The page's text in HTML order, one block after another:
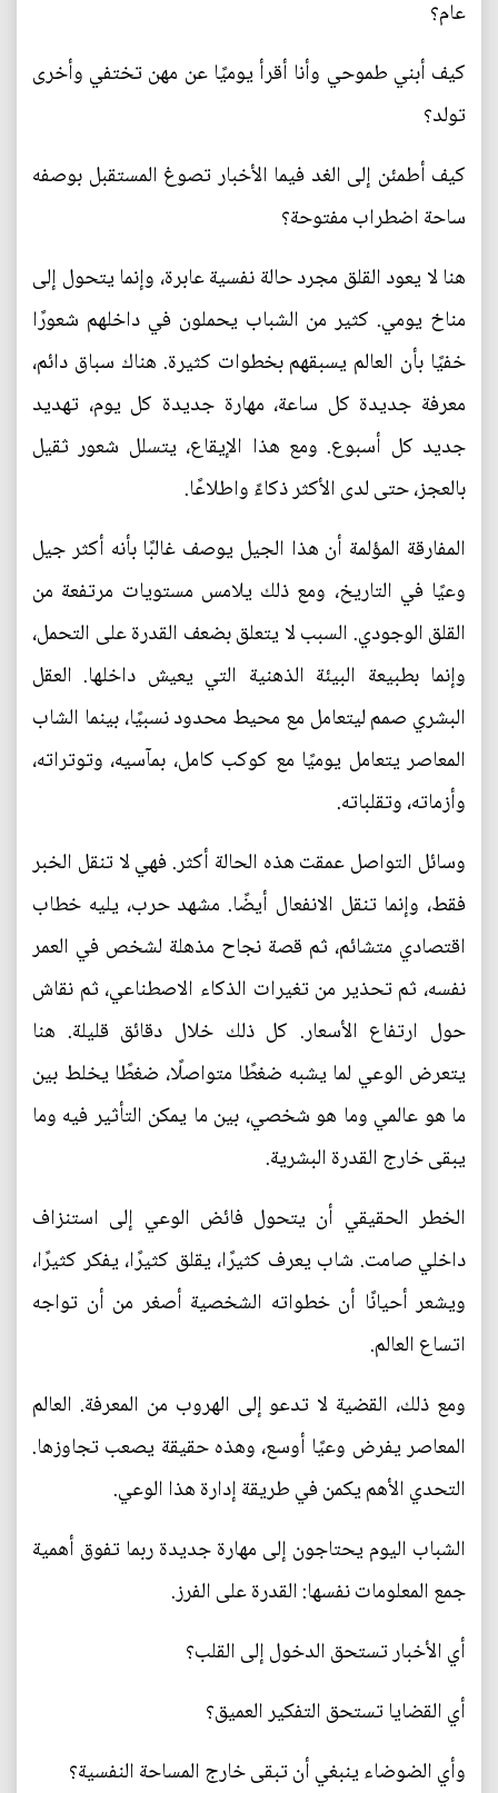
عام؟
كيف أبني طموحي وأنا أقرأ يوميًا عن مهن تختفي وأخرى
تولد؟
كيف أطمئن إلى الغد فيما الأخبار تصوغ المستقبل بوصفه
ساحة اضطراب مفتوحة؟
هنا لا يعود القلق مجرد حالة نفسية عابرة، وإنما يتحول إلى
مناخ يومي. كثير من الشباب يحملون في داخلهم شعورًا
خفيًا بأن العالم يسبقهم بخطوات كثيرة. هناك سباق دائم،
معرفة جديدة كل ساعة، مهارة جديدة كل يوم، تهديد
جديد كل أسبوع. ومع هذا الإيقاع، يتسلل شعور ثقيل
بالعجز، حتى لدى الأكثر ذكاءً واطلاعًا.
المفارقة المؤلمة أن هذا الجيل يوصف غالبًا بأنه أكثر جيل
وعيًا في التاريخ، ومع ذلك يلامس مستويات مرتفعة من
القلق الوجودي. السبب لا يتعلق بضعف القدرة على التحمل،
وإنما بطبيعة البيئة الذهنية التي يعيش داخلها. العقل
البشري صمم ليتعامل مع محيط محدود نسبيًا، بينما الشاب
المعاصر يتعامل يوميًا مع كوكب كامل، بمآسيه، وتوتراته،
وأزماته، وتقلباته.
وسائل التواصل عمقت هذه الحالة أكثر. فهي لا تنقل الخبر
فقط، وإنما تنقل الانفعال أيضًا. مشهد حرب، يليه خطاب
اقتصادي متشائم، ثم قصة نجاح مذهلة لشخص في العمر
نفسه، ثم تحذير من تغيرات الذكاء الاصطناعي، ثم نقاش
حول ارتفاع الأسعار. كل ذلك خلال دقائق قليلة. هنا
يتعرض الوعي لما يشبه ضغطًا متواصلًا، ضغطًا يخلط بين
ما هو عالمي وما هو شخصي، بين ما يمكن التأثير فيه وما
يبقى خارج القدرة البشرية.
الخطر الحقيقي أن يتحول فائض الوعي إلى استنزاف
داخلي صامت. شاب يعرف كثيرًا، يقلق كثيرًا، يفكر كثيرًا،
ويشعر أحيانًا أن خطواته الشخصية أصغر من أن تواجه
اتساع العالم.
ومع ذلك، القضية لا تدعو إلى الهروب من المعرفة. العالم
المعاصر يفرض وعيًا أوسع، وهذه حقيقة يصعب تجاوزها.
التحدي الأهم يكمن في طريقة إدارة هذا الوعي.
الشباب اليوم يحتاجون إلى مهارة جديدة ربما تفوق أهمية
جمع المعلومات نفسها: القدرة على الفرز.
أي الأخبار تستحق الدخول إلى القلب؟
أي القضايا تستحق التفكير العميق؟
وأي الضوضاء ينبغي أن تبقى خارج المساحة النفسية؟